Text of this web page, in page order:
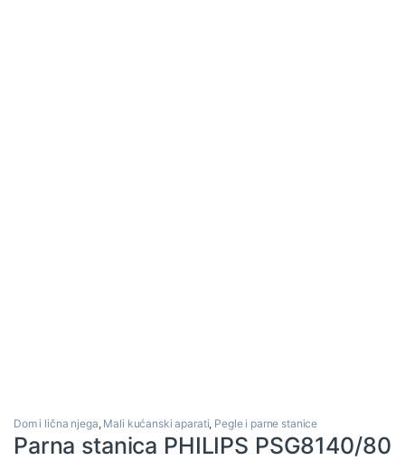
Dom i lična njega, Mali kućanski aparati, Pegle i parne stanice
Parna stanica PHILIPS PSG8140/80